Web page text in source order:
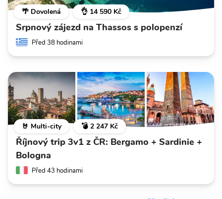
🌴 Dovolená 👌 14 590 Kč
Srpnový zájezd na Thassos s polopenzí
Před 38 hodinami
🤘 Multi-city 💣 2 247 Kč
Říjnový trip 3v1 z ČR: Bergamo + Sardinie +
Bologna
Před 43 hodinami